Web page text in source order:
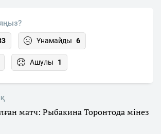
Ұнамайды 6
Ашулы 1
матч: Рыбакина Торонтода мінез